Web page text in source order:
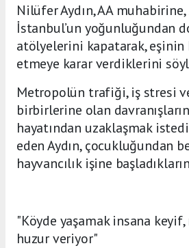
Nilüfer Aydın, AA muhabirine,
İstanbul’un yoğunluğundan
atölyelerini kapatarak, eşinin
etmeye karar verdiklerini
Metropolün trafiği, iş stresi
birbirlerine olan
hayatından uzaklaşmak
eden Aydın, çocukluğundan
hayvancılık işine
"Köyde yaşamak insana
huzur veriyor"